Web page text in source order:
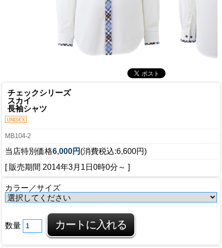
チェックシリーズ
スカイ
長袖シャツ
MB104-2
当店特別価格6,000円 (消費税込:6,600円)
[ 販売期間 2014年3月1日0時0分 ～ ]
カラー／サイズ
数量